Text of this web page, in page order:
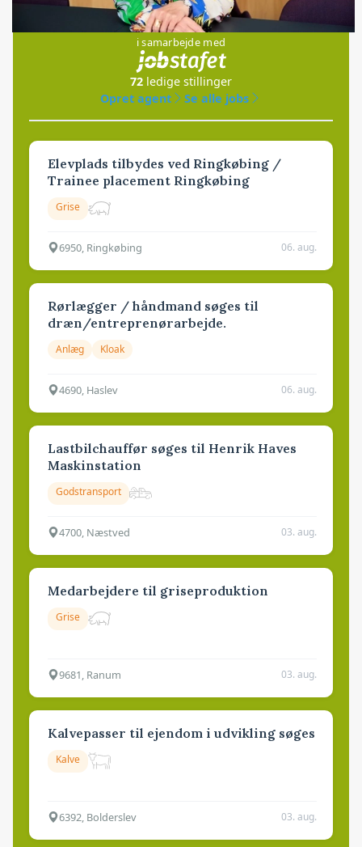
Jobs
i samarbejde med
72 ledige stillinger
Opret agent
Se alle jobs
Elevplads tilbydes ved Ringkøbing /
Trainee placement Ringkøbing
Grise
6950, Ringkøbing 06. aug.
Rørlægger / håndmand søges til
dræn/entreprenørarbejde.
Anlæg Kloak
4690, Haslev 06. aug.
Lastbilchauffør søges til Henrik Haves
Maskinstation
Godstransport
4700, Næstved 03. aug.
Medarbejdere til griseproduktion
Grise
9681, Ranum 03. aug.
Kalvepasser til ejendom i udvikling søges
Kalve
6392, Bolderslev 03. aug.